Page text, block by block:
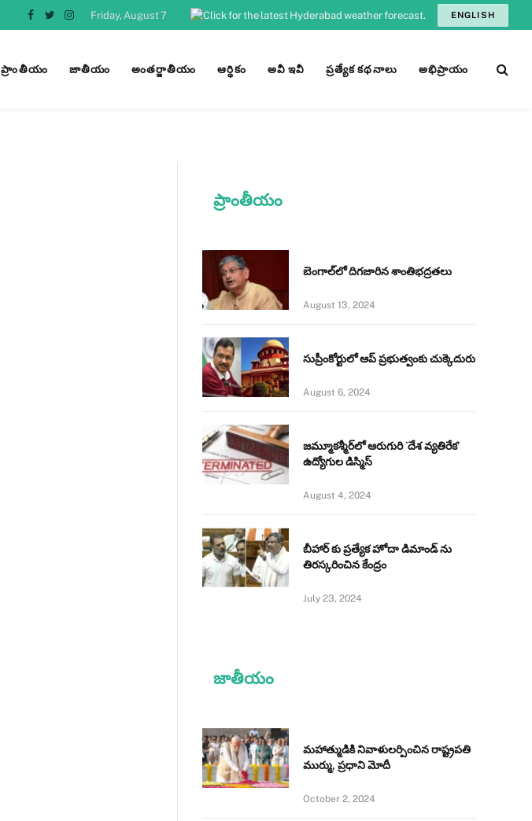
Facebook
TwitterInstagram
Friday, August 7 ENGLISH
ప్రాంతీయం జాతీయం అంతర్జాతీయం ఆర్ధికం అవీ ఇవీ ప్రత్యేక కథనాలు అభిప్రాయం
ప్రాంతీయం
బెంగాల్‌లో దిగజారిన శాంతిభద్రతలు
August 13, 2024
సుప్రీంకోర్టులో ఆప్ ప్రభుత్వంకు చుక్కెదురు
August 6, 2024
జమ్మూకశ్మీర్‌లో ఆరుగురి `దేశ వ్యతిరేక’
ఉద్యోగుల డిస్మిస్‌
August 4, 2024
బీహార్ కు ప్రత్యేక హోదా డిమాండ్ ను
తిరస్కరించిన కేంద్రం
July 23, 2024
జాతీయం
మహాత్ముడికి నివాళులర్పించిన రాష్ట్రపతి
ముర్ము, ప్రధాని మోదీ
October 2, 2024